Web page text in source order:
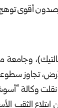
ضوئية عن
وكالة
ابتلاع الثقب